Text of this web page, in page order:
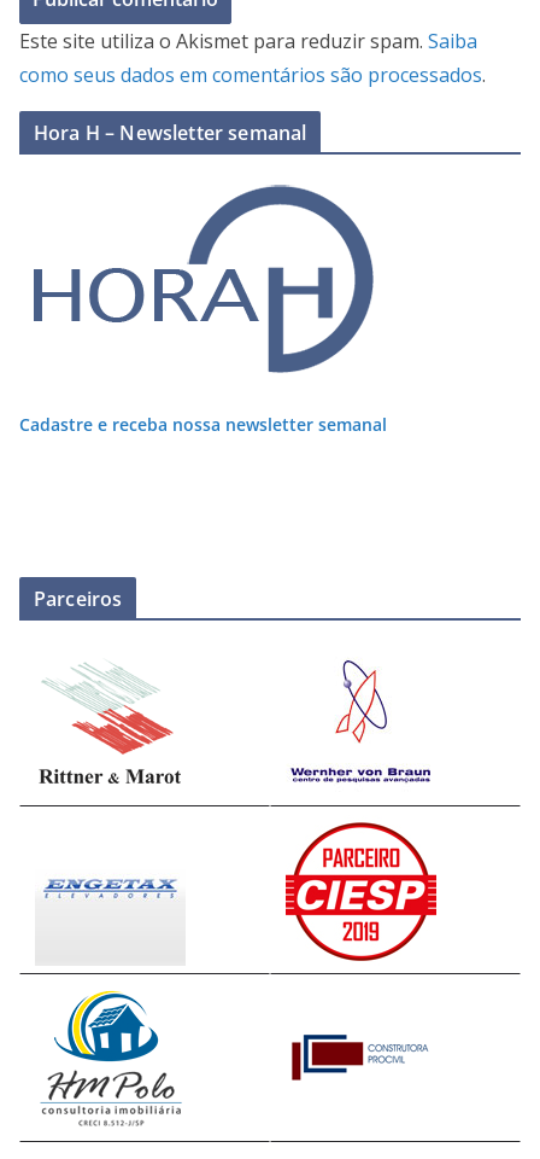
Este site utiliza o Akismet para reduzir spam. Saiba
como seus dados em comentários são processados.
Hora H – Newsletter semanal
Cadastre e receba nossa newsletter semanal
Parceiros